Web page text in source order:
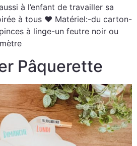
à l’enfant de travailler sa
à tous ♥ Matériel:-du carton-
à linge-un feutre noir ou
Pâquerette